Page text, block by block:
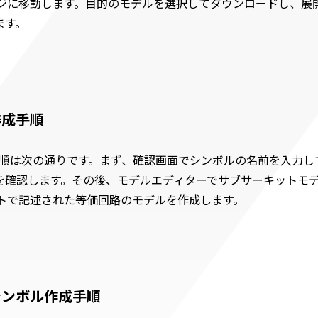
。
手順
は次の通りです。まず、確認画面でシンボルの名前を入力
認します。その後、モデルエディターでサブサーキットモ
記述された等価回路のモデルを作成します。
ボル作成手順